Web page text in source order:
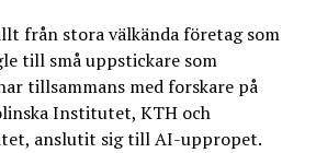
från stora välkända företag som
till små uppstickare som
tillsammans med forskare på
Institutet, KTH och
anslutit sig till AI-uppropet.